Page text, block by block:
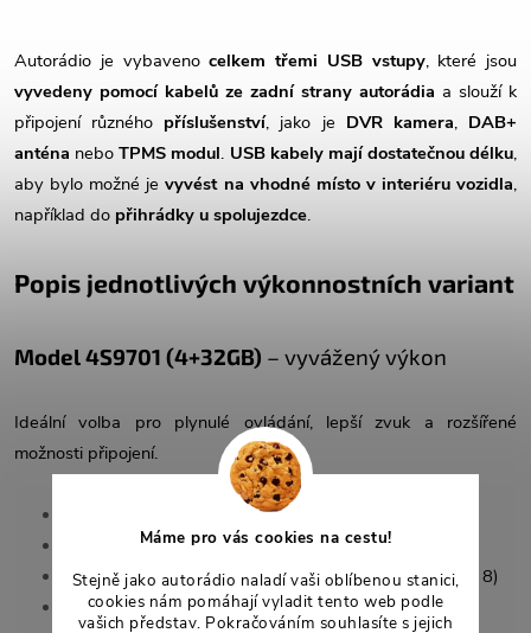
Máme pro vás cookies na cestu!
Stejně jako autorádio naladí vaši oblíbenou stanici,
cookies nám pomáhají vyladit tento web podle
vašich představ. Pokračováním souhlasíte s jejich
Autorádio je vybavenocelkem třemi USB vstupy, které jsou
vyvedeny pomocí kabelů ze zadní strany autorádia a slouží k
připojení různého příslušenství, jako je DVR kamera, DAB+
anténa neboTPMS modul. USB kabely mají dostatečnou délku,
aby bylo možné jevyvést na vhodné místo v interiéru vozidla,
například do přihrádky u spolujezdce.
Popis jednotlivých výkonnostních variant
Model 4S9701 (4+32GB) – vyvážený výkon
Ideální volba pro plynulé ovládání, lepší zvuk a rozšířené
možnosti připojení.
Interní paměť (ROM):32 GB
Procesor:8jádrový UIS 7862A Octa Core (1,8 GHz × 8)
Bluetooth:5.0 (dvoukanálový, čip RTL8761)